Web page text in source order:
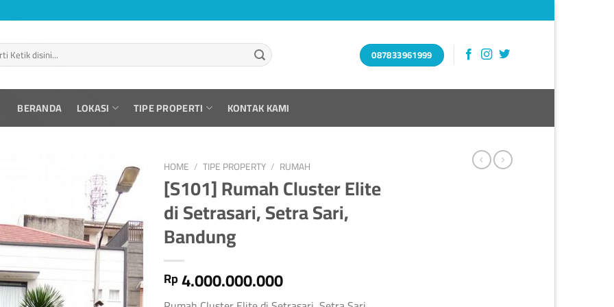
087833961999
BERANDA LOKASI TIPE PROPERTI KONTAK KAMI
HOME / TIPE PROPERTY / RUMAH
[S101] Rumah Cluster Elite
di Setrasari, Setra Sari,
Bandung
Rp4.000.000.000